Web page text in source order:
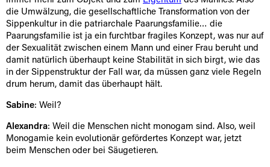
die Umwälzung, die gesellschaftliche Transformation von der
Sippenkultur in die patriarchale Paarungsfamilie… die
Paarungsfamilie ist ja ein furchtbar fragiles Konzept, was nur auf
der Sexualität zwischen einem Mann und einer Frau beruht und
damit natürlich überhaupt keine Stabilität in sich birgt, wie das
in der Sippenstruktur der Fall war, da müssen ganz viele Regeln
drum herum, damit das überhaupt hält.
Sabine: Weil?
Alexandra: Weil die Menschen nicht monogam sind. Also, weil
Monogamie kein evolutionär gefördertes Konzept war, jetzt
beim Menschen oder bei Säugetieren.